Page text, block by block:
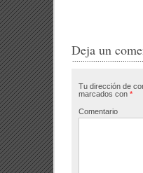
e
o
o
Deja un
Tu dirección de
marcados con *
Comentario